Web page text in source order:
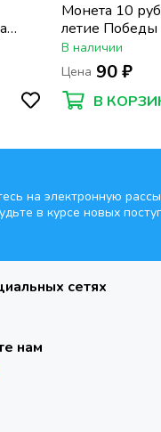
Монета 10
летие
1945 гг»
В наличии
Цена 90 ₽
В
на электронную
в курсе новых
сетях
нам